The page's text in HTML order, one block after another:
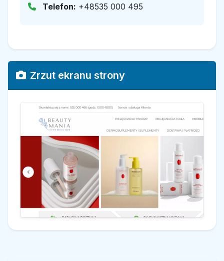
Telefon: +48535 000 495
Zrzut ekranu strony